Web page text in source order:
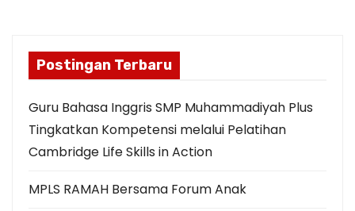
Postingan Terbaru
Guru Bahasa Inggris SMP Muhammadiyah Plus
Tingkatkan Kompetensi melalui Pelatihan
Cambridge Life Skills in Action
MPLS RAMAH Bersama Forum Anak